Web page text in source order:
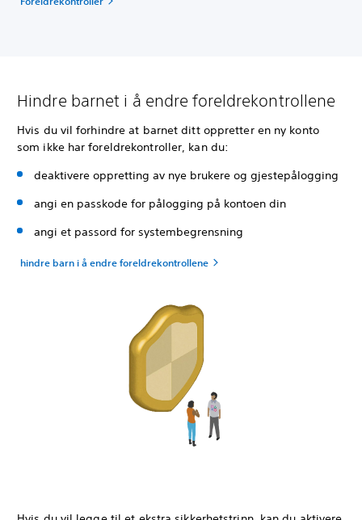
Hindre barnet i å endre foreldrekontrollene
Hvis du vil forhindre at barnet ditt oppretter en ny konto
som ikke har foreldrekontroller, kan du:
deaktivere oppretting av nye brukere og gjestepålogging
angi en passkode for pålogging på kontoen din
angi et passord for systembegrensning
hindre barn i å endre foreldrekontrollene